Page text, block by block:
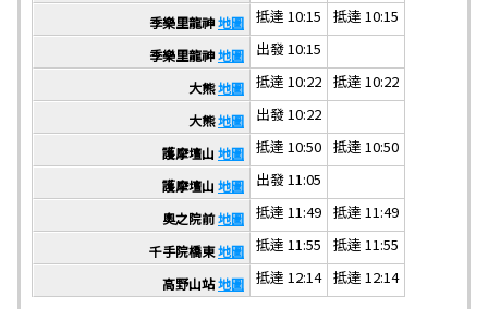
季樂里龍神地圖 抵達 10:15 抵達 10:15
季樂里龍神地圖 出發 10:15
大熊地圖 抵達 10:22 抵達 10:22
大熊地圖 出發 10:22
護摩壇山 地圖 抵達 10:50 抵達 10:50
護摩壇山 地圖 出發 11:05
奧之院前地圖 抵達 11:49 抵達 11:49
千手院橋東地圖 抵達 11:55 抵達 11:55
高野山站地圖 抵達 12:14 抵達 12:14